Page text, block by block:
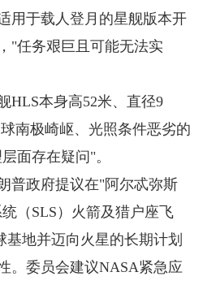
用于载人登月的星舰版本开
"任务艰巨且可能无法实
HLS本身高52米、直径9
南极崎岖、光照条件恶劣的
面存在疑问"。
普政府提议在"阿尔忒弥斯
（SLS）火箭及猎户座飞
地并迈向火星的长期计划
。委员会建议NASA紧急应